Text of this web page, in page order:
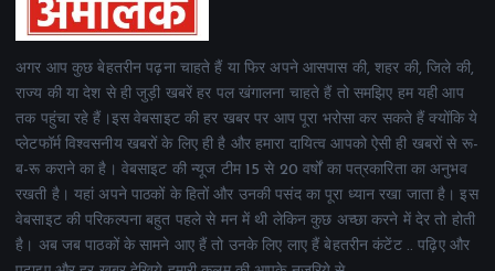
अगर आप कुछ बेहतरीन पढ़ना चाहते हैं या फिर अपने आसपास की, शहर की, जिले की,
राज्य की या देश से ही जुड़ी खबरें हर पल खंगालना चाहते हैं तो समझिए हम यही आप
तक पहुंचा रहे हैं।इस वेबसाइट की हर खबर पर आप पूरा भरोसा कर सकते हैं क्योंकि ये
प्लेटफॉर्म विश्वसनीय खबरों के लिए ही है और हमारा दायित्व आपको ऐसी ही खबरों से रू-
ब-रू कराने का है। वेबसाइट की न्यूज टीम 15 से 20 वर्षों का पत्रकारिता का अनुभव
रखती है। यहां अपने पाठकों के हितों और उनकी पसंद का पूरा ध्यान रखा जाता है। इस
वेबसाइट की परिकल्पना बहुत पहले से मन में थी लेकिन कुछ अच्छा करने में देर तो होती
है। अब जब पाठकों के सामने आए हैं तो उनके लिए लाए हैं बेहतरीन कंटेंट .. पढ़िए और